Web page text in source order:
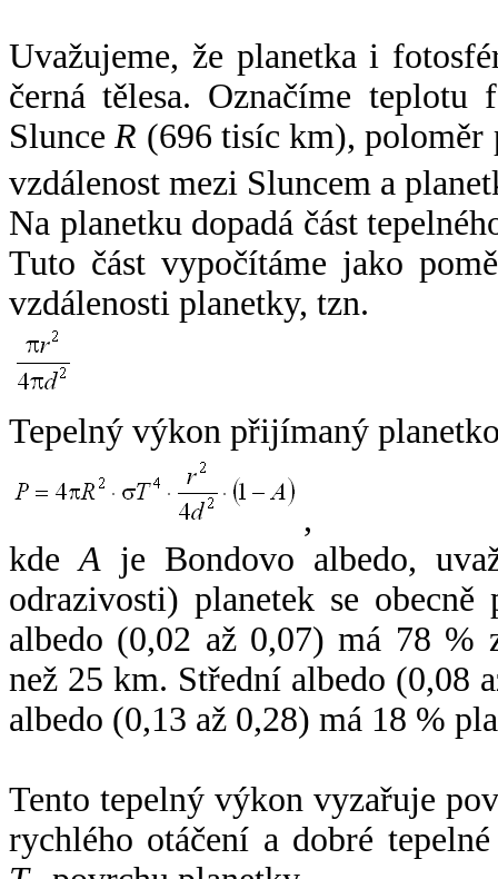
Uvažujeme, že planetka i
černá tělesa. Označíme
SlunceR (696 tisíc km),
vzdálenost mezi Sluncem a
Na planetku dopadá část
Tuto část vypočítáme jako
vzdálenosti planetky, tzn.
Tepelný výkon přijímaný
,
kdeA je Bondovo albedo,
odrazivosti) planetek se
albedo (0,02 až 0,07) má 78 %
než 25 km. Střední albedo (0,08
albedo (0,13 až 0,28) má 18 %
Tento tepelný výkon vyzařuje
rychlého otáčení a dobré